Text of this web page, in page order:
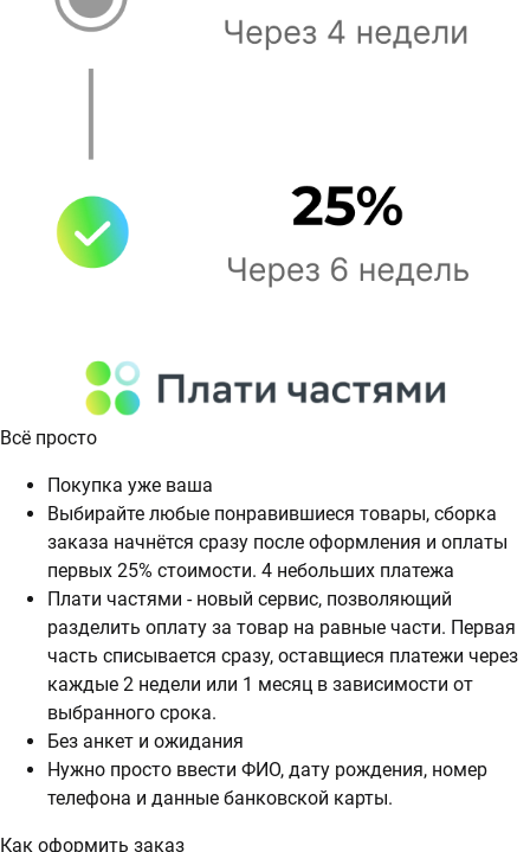
Всё просто
Покупка уже ваша
Выбирайте любые понравившиеся товары, сборка
заказа начнётся сразу после оформления и оплаты
первых 25% стоимости. 4 небольших платежа
Плати частями - новый сервис, позволяющий
разделить оплату за товар на равные части. Первая
часть списывается сразу, оставщиеся платежи через
каждые 2 недели или 1 месяц в зависимости от
выбранного срока.
Без анкет и ожидания
Нужно просто ввести ФИО, дату рождения, номер
телефона и данные банковской карты.
Как оформить заказ